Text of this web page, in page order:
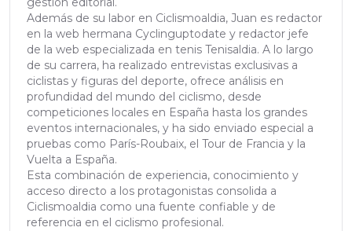
Además de su labor en Ciclismoaldia, Juan es redactor
en la web hermana Cyclinguptodate y redactor jefe
de la web especializada en tenis Tenisaldia. A lo largo
de su carrera, ha realizado entrevistas exclusivas a
ciclistas y figuras del deporte, ofrece análisis en
profundidad del mundo del ciclismo, desde
competiciones locales en España hasta los grandes
eventos internacionales, y ha sido enviado especial a
pruebas como París-Roubaix, el Tour de Francia y la
Vuelta a España.
Esta combinación de experiencia, conocimiento y
acceso directo a los protagonistas consolida a
Ciclismoaldia como una fuente confiable y de
referencia en el ciclismo profesional.